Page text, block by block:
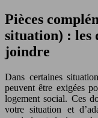
Pièces
situation) : les
joindre
Dans certaines
peuvent être exigées
logement social. Ces
votre situation et